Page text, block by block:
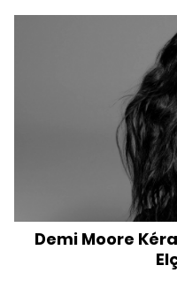
Demi Moore